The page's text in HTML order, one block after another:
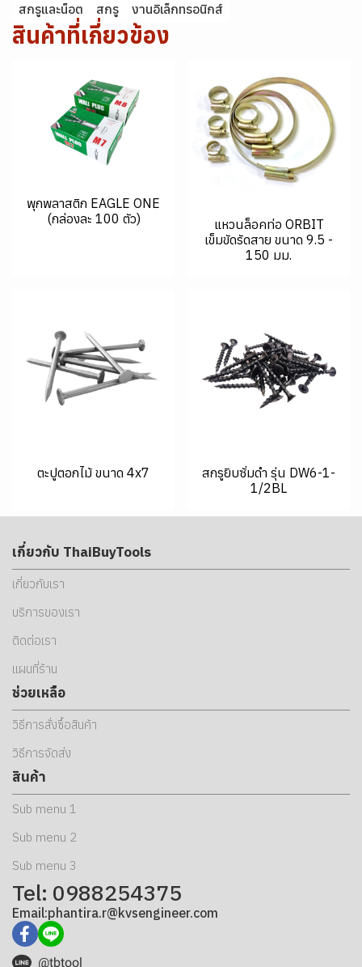
สกรูและน็อต สกรู งานอิเล็กทรอนิกส์
สินค้าที่เกี่ยวข้อง
พุกพลาสติก EAGLE ONE
(กล่องละ 100 ตัว)
แหวนล็อคท่อ ORBIT
เข็มขัดรัดสาย ขนาด 9.5 -
150 มม.
ตะปูตอกไม้ ขนาด 4x7
สกรูยิบซั่มดำ รุ่น DW6-1-
1/2BL
เกี่ยวกับ ThaiBuyTools
เกี่ยวกับเรา
บริการของเรา
ติดต่อเรา
แผนที่ร้าน
ช่วยเหลือ
วิธีการสั่งซื้อสินค้า
วิธีการจัดส่ง
สินค้า
Sub menu 1
Sub menu 2
Sub menu 3
Tel: 0988254375
Email:phantira.r@kvsengineer.com
@tbtool